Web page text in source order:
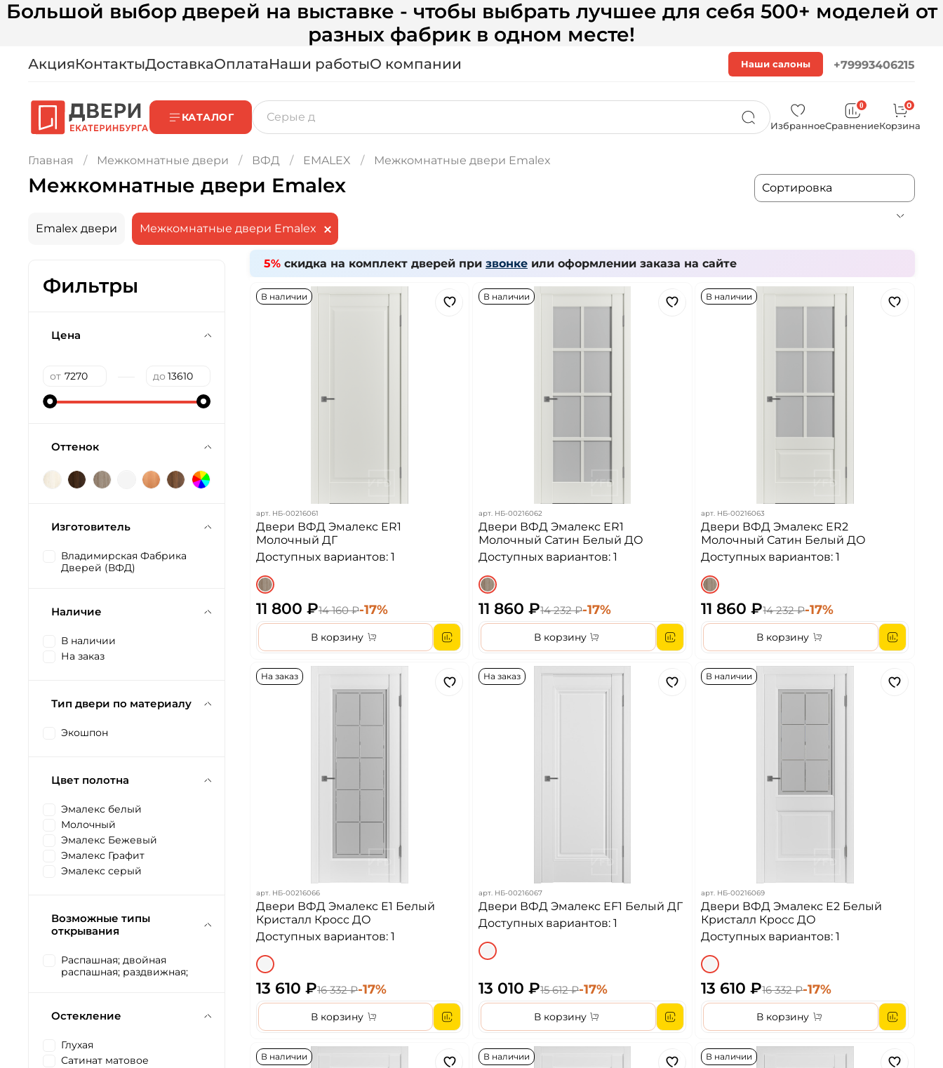
Большой выбор дверей на выставке - чтобы выбрать лучшее для себя 500+ моделей от
разных фабрик в одном месте!
АкцияКонтактыДоставкаОплатаНаши работыО компании Наши салоны +79993406215
КАТАЛОГ
Избранное
0
Сравнение
0
Корзина
Главная Межкомнатные двери ВФД EMALEX Межкомнатные двери Emalex
Межкомнатные двери Emalex
Emalex двери Межкомнатные двери Emalex
5% скидка на комплект дверей при звонкеили оформлении заказа на сайте
В наличии
арт. НБ-00216061
Двери ВФД Эмалекс ER1
Молочный ДГ
Доступных вариантов: 1
11 800 ₽14 160 ₽-17%
В корзину
В наличии
арт. НБ-00216062
Двери ВФД Эмалекс ER1
Молочный Сатин Белый ДО
Доступных вариантов: 1
11 860 ₽14 232 ₽-17%
В корзину
В наличии
арт. НБ-00216063
Двери ВФД Эмалекс ER2
Молочный Сатин Белый ДО
Доступных вариантов: 1
11 860 ₽14 232 ₽-17%
В корзину
На заказ
арт. НБ-00216066
Двери ВФД Эмалекс E1 Белый
Кристалл Кросс ДО
Доступных вариантов: 1
13 610 ₽16 332 ₽-17%
В корзину
На заказ
арт. НБ-00216067
Двери ВФД Эмалекс EF1 Белый ДГ
Доступных вариантов: 1
13 010 ₽15 612 ₽-17%
В корзину
В наличии
арт. НБ-00216069
Двери ВФД Эмалекс E2 Белый
Кристалл Кросс ДО
Доступных вариантов: 1
13 610 ₽16 332 ₽-17%
В корзину
В наличии В наличии В наличии
Фильтры
Цена
от до
Оттенок
Изготовитель
Владимирская Фабрика
Дверей (ВФД)
Наличие
В наличии
На заказ
Тип двери по материалу
Экошпон
Цвет полотна
Эмалекс белый
Молочный
Эмалекс Бежевый
Эмалекс Графит
Эмалекс серый
Возможные типы
открывания
Распашная; двойная
распашная; раздвижная;
Остекление
Глухая
Сатинат матовое